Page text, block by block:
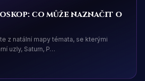
co může naznačit o
z natální mapy témata, se kterými
uzly, Saturn, P…